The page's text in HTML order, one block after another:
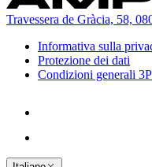
Travessera de Gràcia, 58,
Informativa sulla
Protezione dei dati
Condizioni generali